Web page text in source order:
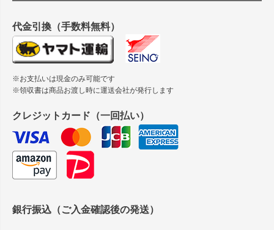
縦420mm×横650mmの包装紙に適した紙はありますか？
代金引換（手数料無料）
※お支払いは現金のみ可能です
※領収書は商品お渡し時に運送会社が発行します
クレジットカード（一回払い）
銀行振込（ご入金確認後の発送）